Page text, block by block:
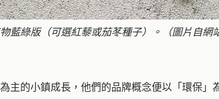
藍綠版（可選紅藜或茄苳種子）。（圖片自網
主的小鎮成長，他們的品牌概念便以「環保」